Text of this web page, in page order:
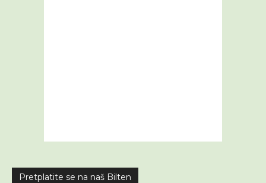
Pretplatite se na naš Bilten